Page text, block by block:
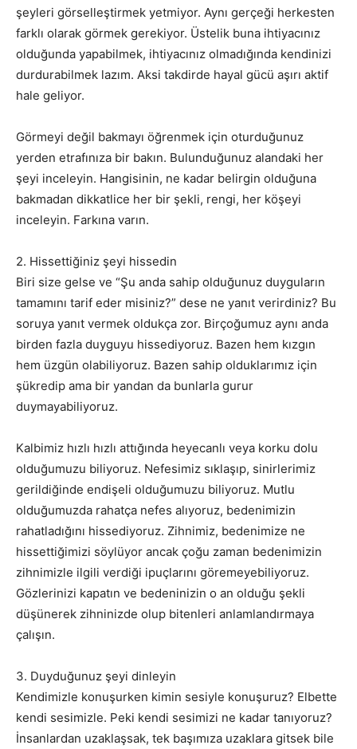
şeyleri görselleştirmek yetmiyor. Aynı gerçeği herkesten
farklı olarak görmek gerekiyor. Üstelik buna ihtiyacınız
olduğunda yapabilmek, ihtiyacınız olmadığında kendinizi
durdurabilmek lazım. Aksi takdirde hayal gücü aşırı aktif
hale geliyor.
Görmeyi değil bakmayı öğrenmek için oturduğunuz
yerden etrafınıza bir bakın. Bulunduğunuz alandaki her
şeyi inceleyin. Hangisinin, ne kadar belirgin olduğuna
bakmadan dikkatlice her bir şekli, rengi, her köşeyi
inceleyin. Farkına varın.
2. Hissettiğiniz şeyi hissedin
Biri size gelse ve “Şu anda sahip olduğunuz duyguların
tamamını tarif eder misiniz?” dese ne yanıt verirdiniz? Bu
soruya yanıt vermek oldukça zor. Birçoğumuz aynı anda
birden fazla duyguyu hissediyoruz. Bazen hem kızgın
hem üzgün olabiliyoruz. Bazen sahip olduklarımız için
şükredip ama bir yandan da bunlarla gurur
duymayabiliyoruz.
Kalbimiz hızlı hızlı attığında heyecanlı veya korku dolu
olduğumuzu biliyoruz. Nefesimiz sıklaşıp, sinirlerimiz
gerildiğinde endişeli olduğumuzu biliyoruz. Mutlu
olduğumuzda rahatça nefes alıyoruz, bedenimizin
rahatladığını hissediyoruz. Zihnimiz, bedenimize ne
hissettiğimizi söylüyor ancak çoğu zaman bedenimizin
zihnimizle ilgili verdiği ipuçlarını göremeyebiliyoruz.
Gözlerinizi kapatın ve bedeninizin o an olduğu şekli
düşünerek zihninizde olup bitenleri anlamlandırmaya
çalışın.
3. Duyduğunuz şeyi dinleyin
Kendimizle konuşurken kimin sesiyle konuşuruz? Elbette
kendi sesimizle. Peki kendi sesimizi ne kadar tanıyoruz?
İnsanlardan uzaklaşsak, tek başımıza uzaklara gitsek bile